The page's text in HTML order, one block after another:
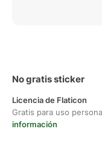
No gratis sticker
Licencia de Flaticon
Gratis para uso
información